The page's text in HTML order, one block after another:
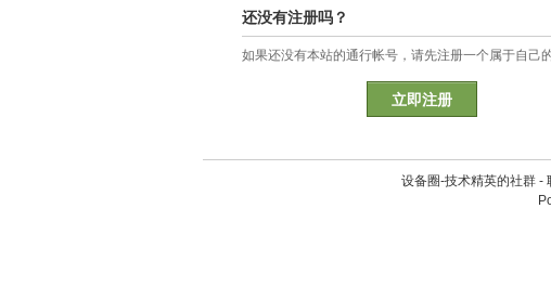
还没有注册吗？
如果还没有本站的通行帐号，请先注册一个属于自己的
立即注册
设备圈-技术精英的社群 -